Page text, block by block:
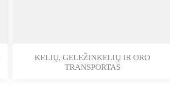
KELIŲ, GELEŽINKELIŲ IR ORO
TRANSPORTAS